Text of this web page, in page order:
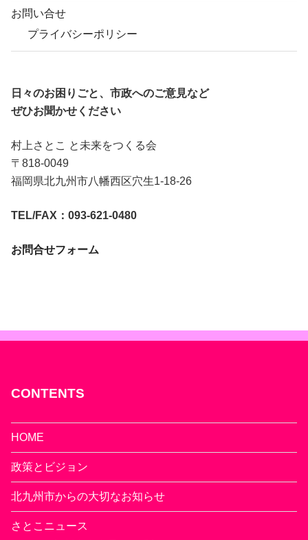
お問い合せ
プライバシーポリシー
日々のお困りごと、市政へのご意見など
ぜひお聞かせください
村上さとこ と未来をつくる会
〒818-0049
福岡県北九州市八幡西区穴生1-18-26
TEL/FAX：093-621-0480
お問合せフォーム
CONTENTS
HOME
政策とビジョン
北九州市からの大切なお知らせ
さとこニュース